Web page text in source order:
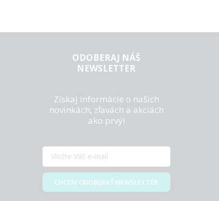
ODOBERAJ NÁŠ
NEWSLETTER
Získaj informácie o našich
novinkách, zľavách a akciách
ako prvý!
CHCEM ODOBERAŤ NEWSLETTER